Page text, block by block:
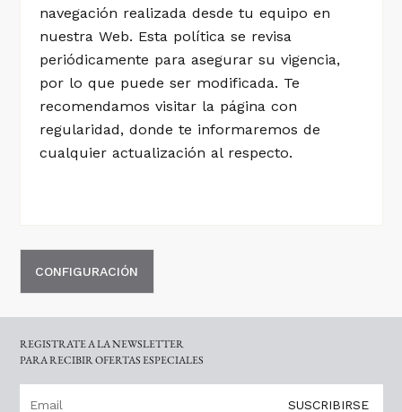
navegación realizada desde tu equipo en
nuestra Web. Esta política se revisa
periódicamente para asegurar su vigencia,
por lo que puede ser modificada. Te
recomendamos visitar la página con
regularidad, donde te informaremos de
cualquier actualización al respecto.
CONFIGURACIÓN
REGISTRATE A LA NEWSLETTER
PARA RECIBIR OFERTAS ESPECIALES
SUSCRIBIRSE